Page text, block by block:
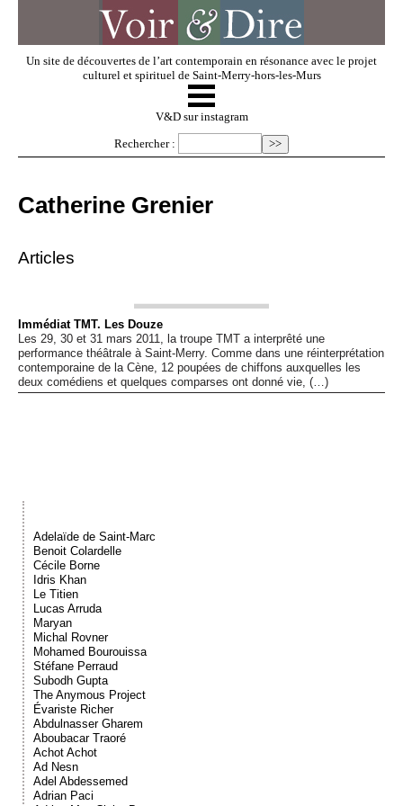
Un site de découvertes de l’art contemporain en résonance avec le projet
culturel et spirituel de Saint-Merry-hors-les-Murs
V & D
Dossiers
☰
V&D sur instagram
Rechercher :
Catherine Grenier
Articles
Immédiat TMT. Les Douze
Les 29, 30 et 31 mars 2011, la troupe TMT a interprêté une
performance théâtrale à Saint-Merry. Comme dans une réinterprétation
contemporaine de la Cène, 12 poupées de chiffons auxquelles les
deux comédiens et quelques comparses ont donné vie, (…)
Adelaïde de Saint-Marc
Benoit Colardelle
Cécile Borne
Idris Khan
Le Titien
Lucas Arruda
Maryan
Michal Rovner
Mohamed Bourouissa
Stéfane Perraud
Subodh Gupta
The Anymous Project
Évariste Richer
Abdulnasser Gharem
Aboubacar Traoré
Achot Achot
Ad Nesn
Adel Abdessemed
Adrian Paci